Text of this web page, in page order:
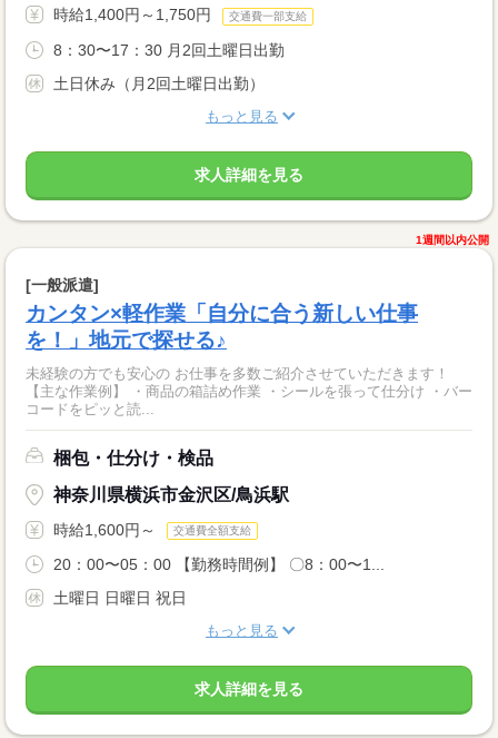
時給1,400円～1,750円 交通費一部支給
8：30〜17：30 月2回土曜日出勤
土日休み（月2回土曜日出勤）
もっと見る
求人詳細を見る
1週間以内公開
[一般派遣]
カンタン×軽作業「自分に合う新しい仕事
を！」地元で探せる♪
未経験の方でも安心の お仕事を多数ご紹介させていただきます！
【主な作業例】 ・商品の箱詰め作業 ・シールを張って仕分け ・バー
コードをピッと読...
梱包・仕分け・検品
神奈川県横浜市金沢区/鳥浜駅
時給1,600円～ 交通費全額支給
20：00〜05：00 【勤務時間例】 〇8：00〜1...
土曜日 日曜日 祝日
もっと見る
求人詳細を見る